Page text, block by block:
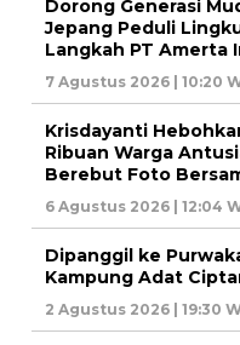
Dorong Generasi
Jepang Peduli
Langkah PT Amerta
7 Agustus 2026 | 10:20
Krisdayanti
Ribuan Warga
Berebut Foto
6 Agustus 2026 | 12:04
Dipanggil ke
Kampung Adat
2 Agustus 2026 | 19:30